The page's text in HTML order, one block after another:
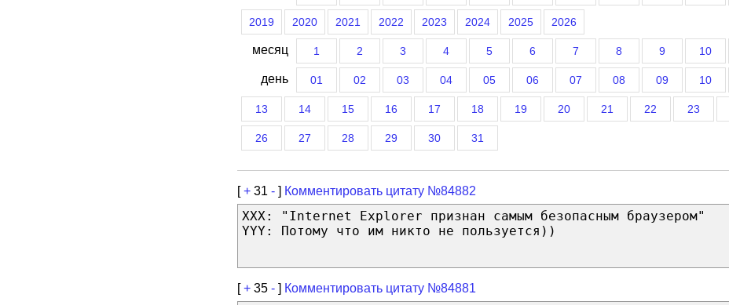
2019 2020 2021 2022 2023 2024 2025 2026
месяц 1 2 3 4 5 6 7 8 9 10
день 01 02 03 04 05 06 07 08 09 10
13 14 15 16 17 18 19 20 21 22 23
26 27 28 29 30 31
[+ 31 - ] Комментировать цитату №84882
XXX: "Internet Explorer признан самым безопасным браузером"
YYY: Потому что им никто не пользуется))
[+ 35 - ] Комментировать цитату №84881